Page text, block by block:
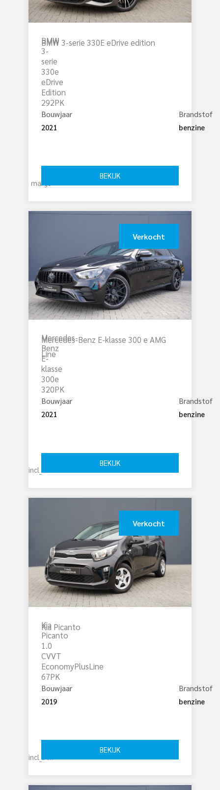
BMW
3-
serie
330e
eDrive
Edition
292PK
BMW 3-serie 330E eDrive edition
Bouwjaar
2021
Brandstof
benzine
marge
BEKIJK
Verkocht
Mercedes-
Benz
E-
klasse
300e
320PK
Mercedes-Benz E-klasse 300 e AMG
Line
Bouwjaar
2021
Brandstof
benzine
incl_btw
€ 37.950 BEKIJK
Verkocht
Kia
Picanto
1.0
CVVT
EconomyPlusLine
67PK
Kia Picanto
Bouwjaar
2019
Brandstof
benzine
incl_btw
BEKIJK